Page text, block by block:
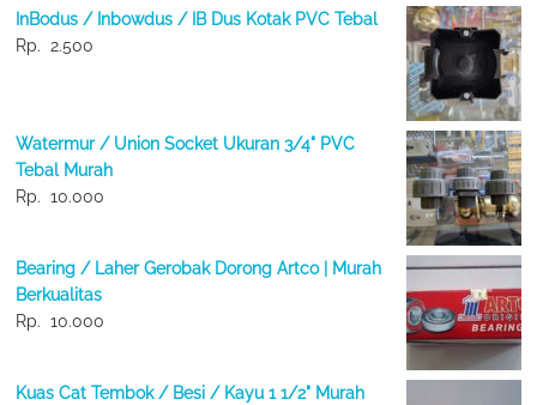
InBodus / Inbowdus / IB Dus Kotak PVC Tebal
Rp. 2.500
Watermur / Union Socket Ukuran 3/4" PVC
Tebal Murah
Rp. 10.000
Bearing / Laher Gerobak Dorong Artco | Murah
Berkualitas
Rp. 10.000
Kuas Cat Tembok / Besi / Kayu 1 1/2" Murah